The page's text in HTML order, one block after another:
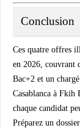
Conclusion
Ces quatre offres
en 2026, couvrant
Bac+2 et un
Casablanca à Fkih
chaque candidat
Préparez un